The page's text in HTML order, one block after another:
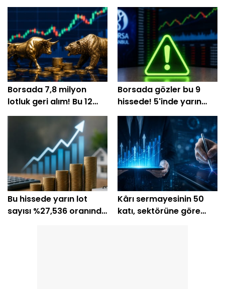
Borsada 7,8 milyon
lotluk geri alım! Bu 12
şirket hisselerini topladı
Borsada gözler bu 9
hissede! 5'inde yarın
tedbir kalkıyor
Bu hissede yarın lot
sayısı %27,536 oranında
Kârı sermayesinin 50
katı, sektörüne göre